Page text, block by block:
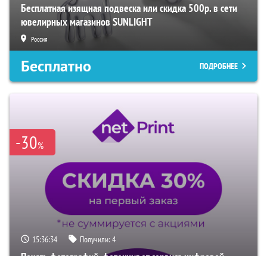
Бесплатная изящная подвеска или скидка 500р. в сети
ювелирных магазинов SUNLIGHT
Россия
Бесплатно ПОДРОБНЕЕ
-30%
15:36:33 Получили:4